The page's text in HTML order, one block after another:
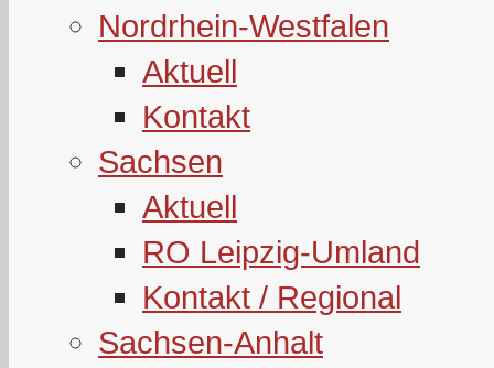
Nordrhein-Westfalen
Aktuell
Kontakt
Sachsen
Aktuell
RO Leipzig-Umland
Kontakt / Regional
Sachsen-Anhalt